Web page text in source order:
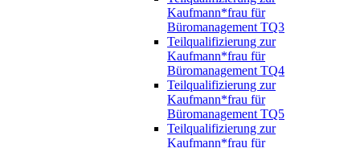
Kaufmann*frau für
Büromanagement TQ3
Teilqualifizierung zur
Kaufmann*frau für
Büromanagement TQ4
Teilqualifizierung zur
Kaufmann*frau für
Büromanagement TQ5
Teilqualifizierung zur
Kaufmann*frau für